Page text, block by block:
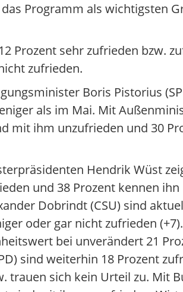
Programm als wichtigsten
Prozent sehr zufrieden bzw.
zufrieden.
Boris Pistorius
als im Mai. Mit
mit ihm unzufrieden und 30
Hendrik Wüst
und 38 Prozent kennen
Dobrindt (CSU) sind
oder gar nicht zufrieden
bei unverändert 21
sind weiterhin 18 Prozent
trauen sich kein Urteil zu. Mit